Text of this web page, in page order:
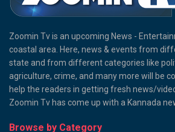
Zoomin Tv is an upcoming News -
coastal area. Here, news & events from
state and from different categories like
agriculture, crime, and many more will be
help the readers in getting fresh news/
Zoomin Tv has come up with a Kannada
Browse by Category